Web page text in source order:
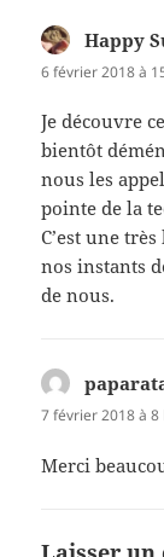
Happy
6 février 2018 à
Je découvre
bientôt
nous les
pointe de la
C’est une
nos instants
de nous.
7 février 2018 à 8
Merci